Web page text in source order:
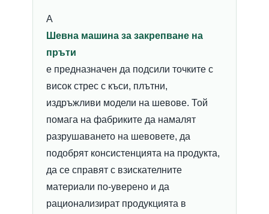
A
Шевна машина за закрепване на
пръти
е предназначен да подсили точките с
висок стрес с къси, плътни,
издръжливи модели на шевове. Той
помага на фабриките да намалят
разрушаването на шевовете, да
подобрят консистенцията на продукта,
да се справят с взискателните
материали по-уверено и да
рационализират продукцията в